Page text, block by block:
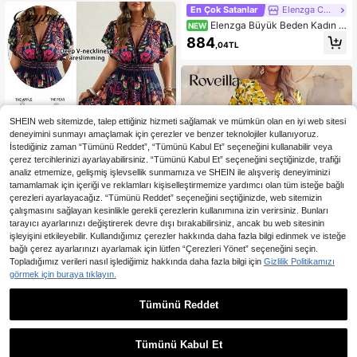
16
En Çok Satanlar Ceyna
Ceyna Büyük Beden Kadınlar İçin Y
eni Yazlık Bohem Tarzı Baskılı Günl
ük Elbise, Fırfırlı Kollu Belden Vücud
a Oturan, V Yakalı, Akıcı Kesimli, Vü
cuda Oturan ve Etek Boyu Genişley
1.332,92TL
En Çok Satanlar Elenzga CURVE
NEW Elenzga Büyük Beden Kadın Z
arif Bordo Yaprak Desenli Volanlı V
Yaka Kısa Kollu Dar Kesim Etek Ucu
884 ,04TL
En Çok Satanlar
Roveilla Büyük beden kadınlar için t
ek bambu elyaf keten karışımı, limo
n desenli, V yakalı, elastik bel, A ke
929,04TL
SHEIN web sitemizde, talep ettiğiniz hizmeti sağlamak ve mümkün olan en iyi web sitesi
deneyimini sunmayı amaçlamak için çerezler ve benzer teknolojiler kullanıyoruz.
İstediğiniz zaman “Tümünü Reddet”, “Tümünü Kabul Et” seçeneğini kullanabilir veya
çerez tercihlerinizi ayarlayabilirsiniz. “Tümünü Kabul Et” seçeneğini seçtiğinizde, trafiği
analiz etmemize, gelişmiş işlevsellik sunmamıza ve SHEIN ile alışveriş deneyiminizi
tamamlamak için içeriği ve reklamları kişiselleştirmemize yardımcı olan tüm isteğe bağlı
çerezleri ayarlayacağız. “Tümünü Reddet” seçeneğini seçtiğinizde, web sitemizin
çalışmasını sağlayan kesinlikle gerekli çerezlerin kullanımına izin verirsiniz. Bunları
tarayıcı ayarlarınızı değiştirerek devre dışı bırakabilirsiniz, ancak bu web sitesinin
işleyişini etkileyebilir. Kullandığımız çerezler hakkında daha fazla bilgi edinmek ve isteğe
bağlı çerez ayarlarınızı ayarlamak için lütfen “Çerezleri Yönet” seçeneğini seçin.
Topladığımız verileri nasıl işlediğimiz hakkında daha fazla bilgi için Gizlilik Politikamızı
görmek için buraya tıklayın.
Tümünü Reddet
Tümünü Kabul Et